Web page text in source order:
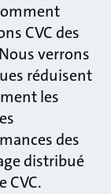
CVC des
verrons
réduisent
les
des
distribué
CVC.